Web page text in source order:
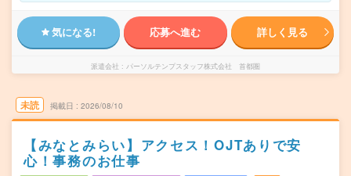
気になる! 応募へ進む 詳しく見る
派遣会社 パーソルテンプスタッフ株式会社 首都圏
未読 掲載日 2026/08/10
【みなとみらい】アクセス！OJTありで安
心！事務のお仕事